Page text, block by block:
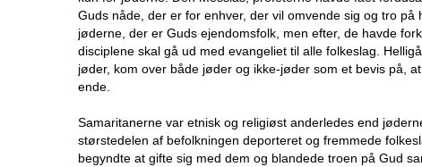
Guds nåde, der er for enhver, der vil omvende sig og tro
jøderne, der er Guds ejendomsfolk, men efter, de havde
disciplene skal gå ud med evangeliet til alle folkeslag.
jøder, kom over både jøder og ikke-jøder som et bevis på,
ende.
Samaritanerne var etnisk og religiøst anderledes end
størstedelen af befolkningen deporteret og fremmede
begyndte at gifte sig med dem og blandede troen på Gud